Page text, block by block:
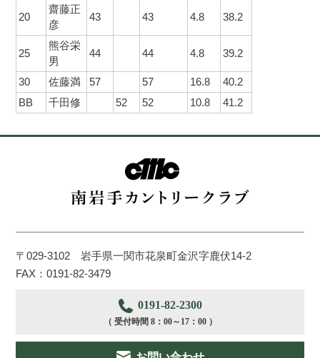
20
齋藤正
彦
43 43 4.8 38.2
25
熊谷栄
男
44 44 4.8 39.2
30 佐藤満 57 57 16.8
40.2
BB
千田修 52 52 10.8 41.2
〒029-3102 岩手県一関市花泉町金沢字鹿伏14-2
FAX：0191-82-3479
0191-82-2300
（ 受付時間 8：00～17：00 ）